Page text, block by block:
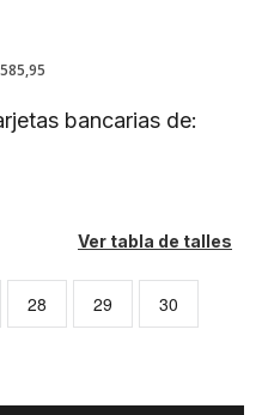
bancarias de:
Ver tabla de talles
28 29 30